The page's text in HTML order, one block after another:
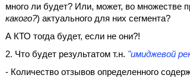
много ли будет? Или, может, во множестве
какого?) актуального для них сегмента?
А КТО тогда будет, если не они?!
2. Что будет результатом т.н. "имиджевой
- Количество отзывов определенного